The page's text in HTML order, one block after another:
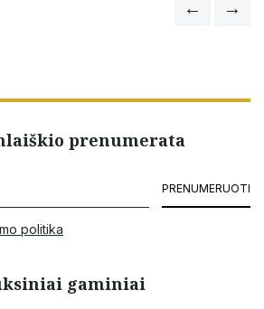
gaminiai
prenumerata
PRENUMERUOTI
politika